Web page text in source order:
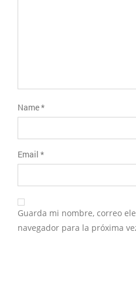
Name*
Email *
Guarda mi nombre, correo
navegador para la próxima